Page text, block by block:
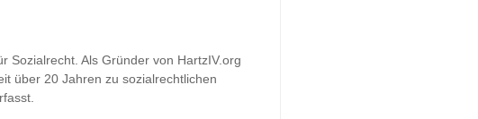
Sozialrecht. Als Gründer von HartzIV.org
über 20 Jahren zu sozialrechtlichen